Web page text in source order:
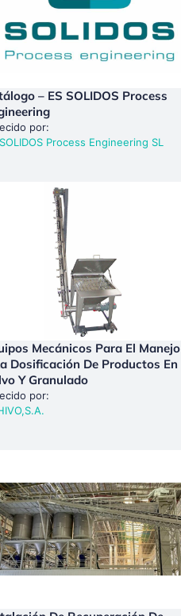
– ES SOLIDOS Process
por:
Process Engineering SL
Mecánicos Para El Manejo
Dosificación De Productos En
Y Granulado
por: